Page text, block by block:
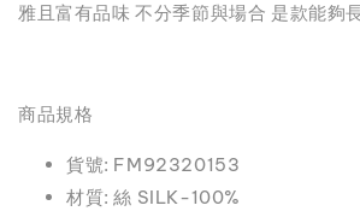
雅且富有品味 不分季節與場合 是款能夠
商品規格
貨號: FM92320153
材質: 絲 SILK-100%